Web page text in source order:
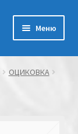
Меню
ОЦИКОВКА